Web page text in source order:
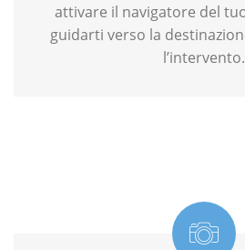
attivare il navigatore del
guidarti verso la
l’intervento.